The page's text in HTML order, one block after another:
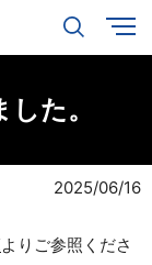
た。
2025/06/16
よりご参照くださ